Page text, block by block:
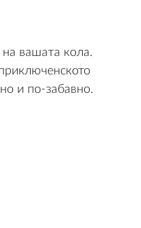
на вашата кола.
и по-забавно.